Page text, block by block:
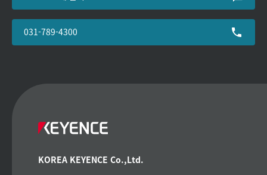
031-789-4300
KOREA KEYENCE Co.,Ltd.